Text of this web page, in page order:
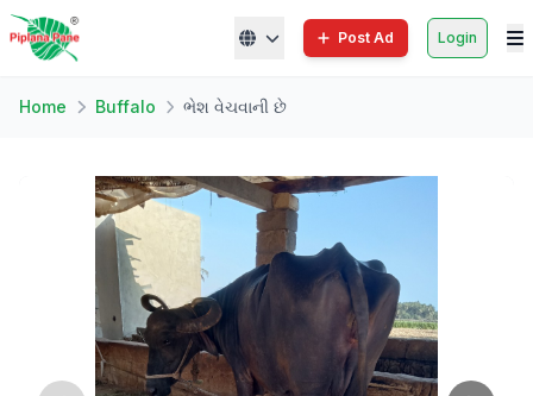
Post Ad Login
Home Buffalo ભેશ વેચવાની છે